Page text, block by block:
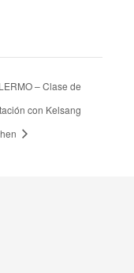
– Clase de
con Kelsang